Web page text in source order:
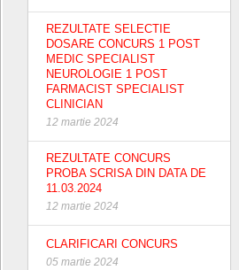
REZULTATE SELECTIE
DOSARE CONCURS 1 POST
MEDIC SPECIALIST
NEUROLOGIE 1 POST
FARMACIST SPECIALIST
CLINICIAN
12 martie 2024
REZULTATE CONCURS
PROBA SCRISA DIN DATA DE
11.03.2024
12 martie 2024
CLARIFICARI CONCURS
05 martie 2024